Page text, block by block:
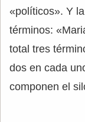
«políticos». Y
términos:
total tres
dos en cada
componen el